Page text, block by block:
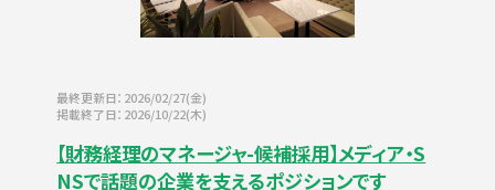
最終更新日：2026/02/27(金)
掲載終了日：2026/10/22(木)
【財務経理のマネージャ-候補採用】メディア・S
NSで話題の企業を支えるポジションです